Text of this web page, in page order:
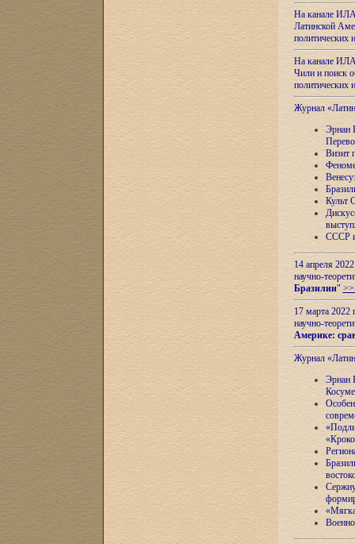
На канале
Латинской
На канале
Чили и поиск
Журнал
Эрнан
Визит
Культ
СССР и
14 апреля
научно-
Бразилии"
17 марта 2022
научно-
Америке:
Журнал
Эрнан